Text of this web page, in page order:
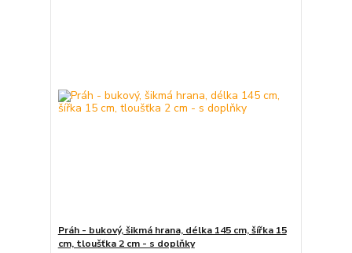
Práh - bukový, šikmá hrana, délka 145 cm, šířka 15
cm, tloušťka 2 cm - s doplňky